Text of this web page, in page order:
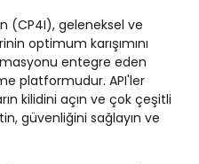
(CP4I), geleneksel ve
optimum karışımını
entegre eden
platformudur. API'ler
kilidini açın ve çok çeşitli
güvenliğini sağlayın ve